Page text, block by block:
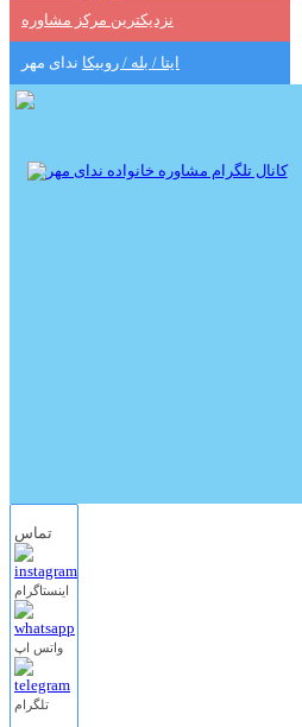
نزدیکترین مرکز مشاوره
ایتا / بله / روبیکا ندای مهر
تماس
اینستاگرام
واتس اپ
تلگرام